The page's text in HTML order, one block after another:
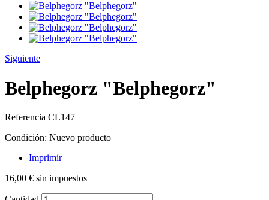
Siguiente
Belphegorz "Belphegorz"
Referencia CL147
Condición: Nuevo producto
Imprimir
16,00 € sin impuestos